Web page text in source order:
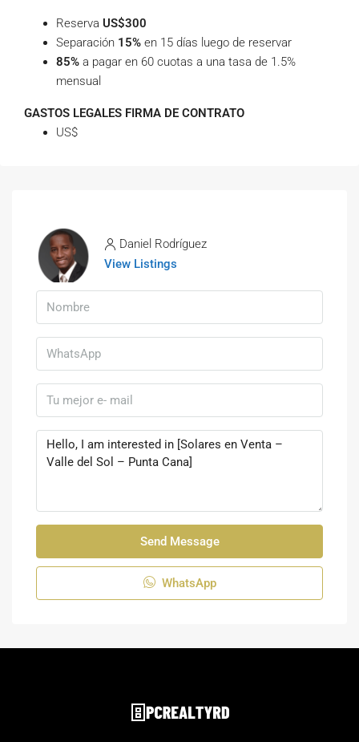
Reserva US$300
Separación 15% en 15 días luego de reservar
85% a pagar en 60 cuotas a una tasa de 1.5%
mensual
GASTOS LEGALES FIRMA DE CONTRATO
US$
Daniel Rodríguez
View Listings
Send Message
WhatsApp